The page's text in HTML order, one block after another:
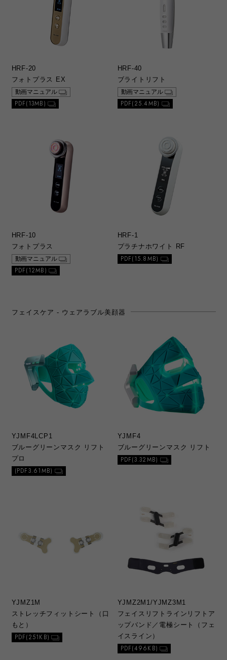
HRF-20
フォトプラス EX
動画マニュアル
PDF(13MB)
HRF-40
ブライトリフト
動画マニュアル
PDF(25.4MB)
HRF-10
フォトプラス
動画マニュアル
PDF(12MB)
HRF-1
プラチナホワイト RF
PDF(15.8MB)
フェイスケア - ウェアラブル美顔器
YJMF4LCP1
ブルーグリーンマスク リフト
プロ
(PDF3.61MB)
YJMF4
ブルーグリーンマスク リフト
PDF(3.32MB)
YJMZ1M
ストレッチフィットシート（口
もと）
PDF(251KB)
YJMZ2M1/YJMZ3M1
フェイスリフトラインリフトア
ップバンド／電極シート（フェ
イスライン）
PDF(496KB)